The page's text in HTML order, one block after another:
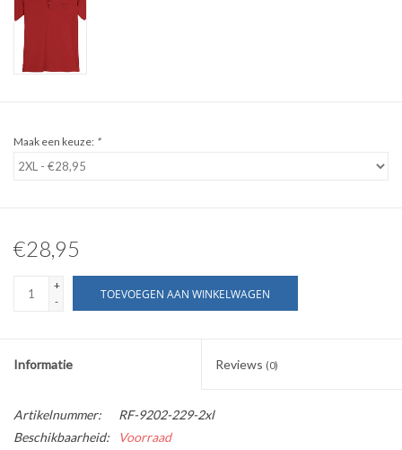
JACKS / JASSEN
DAMES
Maak een keuze: *
€28,95
+
-
TOEVOEGEN AAN WINKELWAGEN
Informatie Reviews (0)
Artikelnummer:
RF-9202-229-2xl
Beschikbaarheid:
Voorraad